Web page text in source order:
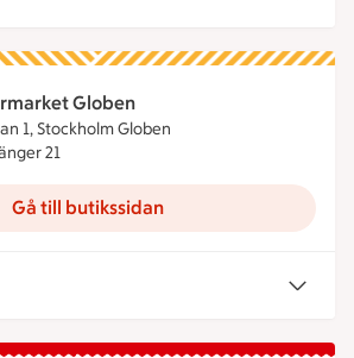
Globen
1, Stockholm Globen
Globen är öppen nu, stänger
21
Gå till butikssidan